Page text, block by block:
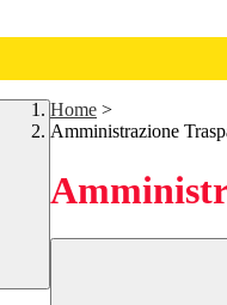
Home >
Amministrazione